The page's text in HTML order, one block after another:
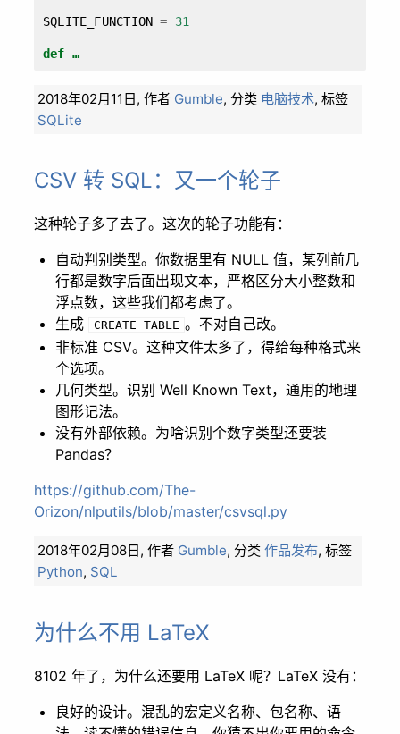
SQLITE_FUNCTION = 31
def …
2018年02月11日, 作者 Gumble, 分类 电脑技术, 标签
SQLite
CSV 转 SQL：又一个轮子
这种轮子多了去了。这次的轮子功能有：
自动判别类型。你数据里有 NULL 值，某列前几
行都是数字后面出现文本，严格区分大小整数和
浮点数，这些我们都考虑了。
生成
CREATE TABLE 。不对自己改。
非标准 CSV。这种文件太多了，得给每种格式来
个选项。
几何类型。识别 Well Known Text，通用的地理
图形记法。
没有外部依赖。为啥识别个数字类型还要装
Pandas？
https://github.com/The-
Orizon/nlputils/blob/master/csvsql.py
2018年02月08日, 作者 Gumble, 分类 作品发布, 标签
Python, SQL
为什么不用 LaTeX
8102 年了，为什么还要用 LaTeX 呢？LaTeX 没有：
良好的设计。混乱的宏定义名称、包名称、语